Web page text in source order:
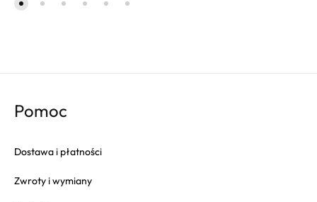
Pomoc
Dostawa i płatności
Zwroty i wymiany